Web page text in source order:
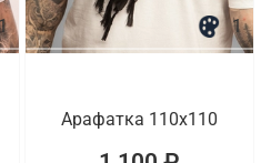
1
Арафатка 110x110